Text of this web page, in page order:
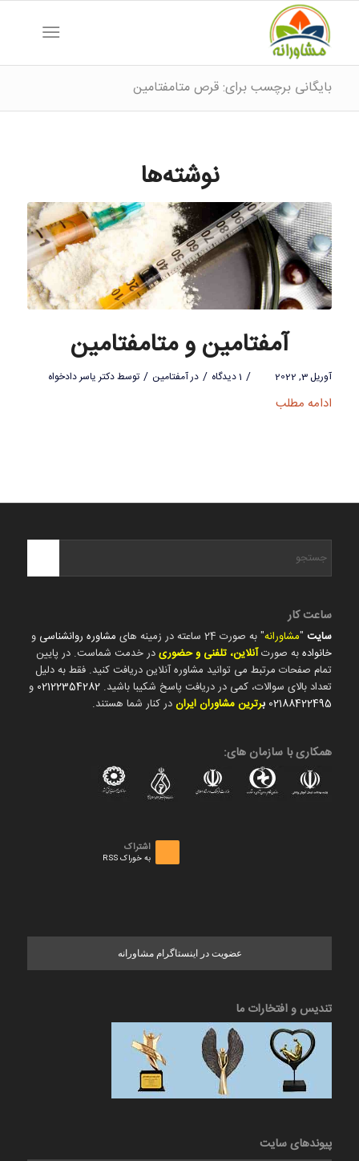
بایگانی برچسب برای: قرص متامفتامین
نوشته‌ها
آمفتامین و متامفتامین
آوریل 3, 2022 / 1 دیدگاه / درآمفتامین / توسطدکتر یاسر دادخواه
ادامه مطلب
ساعت کار
سایت"مشاورانه" به صورت 24 ساعته در زمینه های مشاوره روانشناسی و
خانوادهبه صورتآنلاین، تلفنی و حضوریدر خدمت شماست. در پایین
تمام صفحات مرتبط می توانید مشاوره آنلاین دریافت کنید. فقط به دلیل
تعداد بالای سوالات، کمی در دریافت پاسخ شکیبا باشید. 02122354282 و
02188422495 برترین مشاوران ایراندر کنار شما هستند.
همکاری با سازمان های:
اشتراک
به خوراک RSS
عضویت در اینستاگرام مشاورانه
تندیس و افتخارات ما
پیوندهای سایت